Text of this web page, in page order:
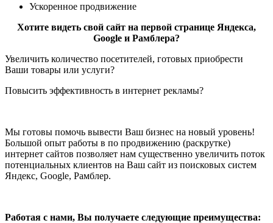
Ускоренное продвижение
Хотите видеть свой сайт на первой странице Яндекса,
Google и Рамблера?
Увеличить количество посетителей, готовых приобрести
Ваши товары или услуги?
Повысить эффективность в интернет рекламы?
Мы готовы помочь вывести Ваш бизнес на новый уровень!
Большой опыт работы в по продвижению (раскрутке)
интернет сайтов позволяет нам существенно увеличить поток
потенциальных клиентов на Ваш сайт из поисковых систем
Яндекс, Google, Рамблер.
Работая с нами, Вы получаете следующие преимущества: